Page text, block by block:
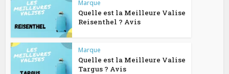
Marque
Quelle est la Meilleure Valise
Reisenthel ? Avis
Marque
Quelle est la Meilleure Valise
Targus ? Avis